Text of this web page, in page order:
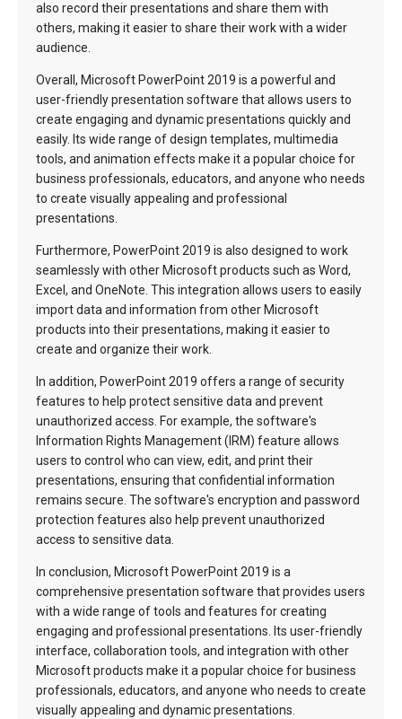
also record their presentations and share them with
others, making it easier to share their work with a wider
audience.
Overall, Microsoft PowerPoint 2019 is a powerful and
user-friendly presentation software that allows users to
create engaging and dynamic presentations quickly and
easily. Its wide range of design templates, multimedia
tools, and animation effects make it a popular choice for
business professionals, educators, and anyone who needs
to create visually appealing and professional
presentations.
Furthermore, PowerPoint 2019 is also designed to work
seamlessly with other Microsoft products such as Word,
Excel, and OneNote. This integration allows users to easily
import data and information from other Microsoft
products into their presentations, making it easier to
create and organize their work.
In addition, PowerPoint 2019 offers a range of security
features to help protect sensitive data and prevent
unauthorized access. For example, the software's
Information Rights Management (IRM) feature allows
users to control who can view, edit, and print their
presentations, ensuring that confidential information
remains secure. The software's encryption and password
protection features also help prevent unauthorized
access to sensitive data.
In conclusion, Microsoft PowerPoint 2019 is a
comprehensive presentation software that provides users
with a wide range of tools and features for creating
engaging and professional presentations. Its user-friendly
interface, collaboration tools, and integration with other
Microsoft products make it a popular choice for business
professionals, educators, and anyone who needs to create
visually appealing and dynamic presentations.